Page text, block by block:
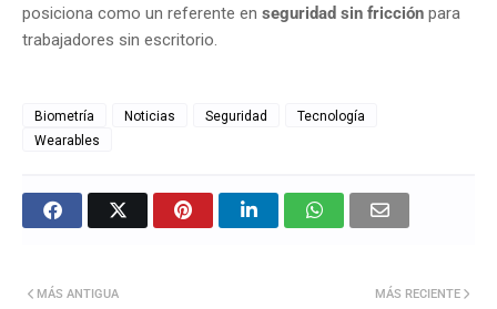
posiciona como un referente en seguridad sin fricción para
trabajadores sin escritorio.
Biometría Noticias Seguridad
Tecnología
Wearables
MÁS RECIENTE
MÁS ANTIGUA